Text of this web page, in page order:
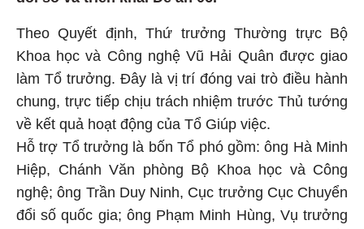
Theo Quyết định, Thứ trưởng Thường trực Bộ
Khoa học và Công nghệ Vũ Hải Quân được giao
làm Tổ trưởng. Đây là vị trí đóng vai trò điều hành
chung, trực tiếp chịu trách nhiệm trước Thủ tướng
về kết quả hoạt động của Tổ Giúp việc.
Hỗ trợ Tổ trưởng là bốn Tổ phó gồm: ông Hà Minh
Hiệp, Chánh Văn phòng Bộ Khoa học và Công
nghệ; ông Trần Duy Ninh, Cục trưởng Cục Chuyển
đổi số quốc gia; ông Phạm Minh Hùng, Vụ trưởng